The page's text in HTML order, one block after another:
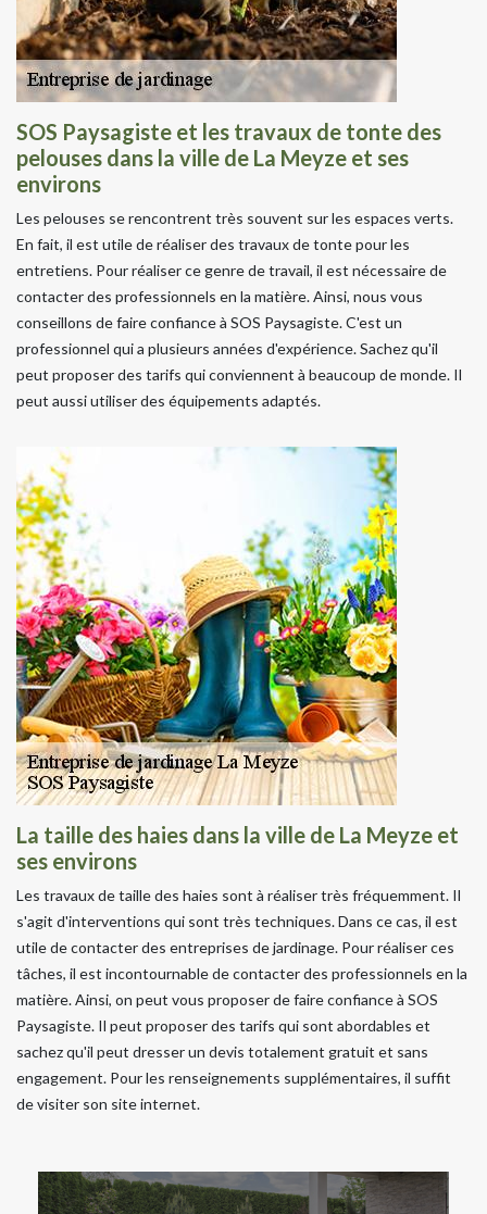
SOS Paysagiste et les travaux de tonte des
pelouses dans la ville de La Meyze et ses
environs
Les pelouses se rencontrent très souvent sur les espaces verts.
En fait, il est utile de réaliser des travaux de tonte pour les
entretiens. Pour réaliser ce genre de travail, il est nécessaire de
contacter des professionnels en la matière. Ainsi, nous vous
conseillons de faire confiance à SOS Paysagiste. C'est un
professionnel qui a plusieurs années d'expérience. Sachez qu'il
peut proposer des tarifs qui conviennent à beaucoup de monde. Il
peut aussi utiliser des équipements adaptés.
La taille des haies dans la ville de La Meyze et
ses environs
Les travaux de taille des haies sont à réaliser très fréquemment. Il
s'agit d'interventions qui sont très techniques. Dans ce cas, il est
utile de contacter des entreprises de jardinage. Pour réaliser ces
tâches, il est incontournable de contacter des professionnels en la
matière. Ainsi, on peut vous proposer de faire confiance à SOS
Paysagiste. Il peut proposer des tarifs qui sont abordables et
sachez qu'il peut dresser un devis totalement gratuit et sans
engagement. Pour les renseignements supplémentaires, il suffit
de visiter son site internet.